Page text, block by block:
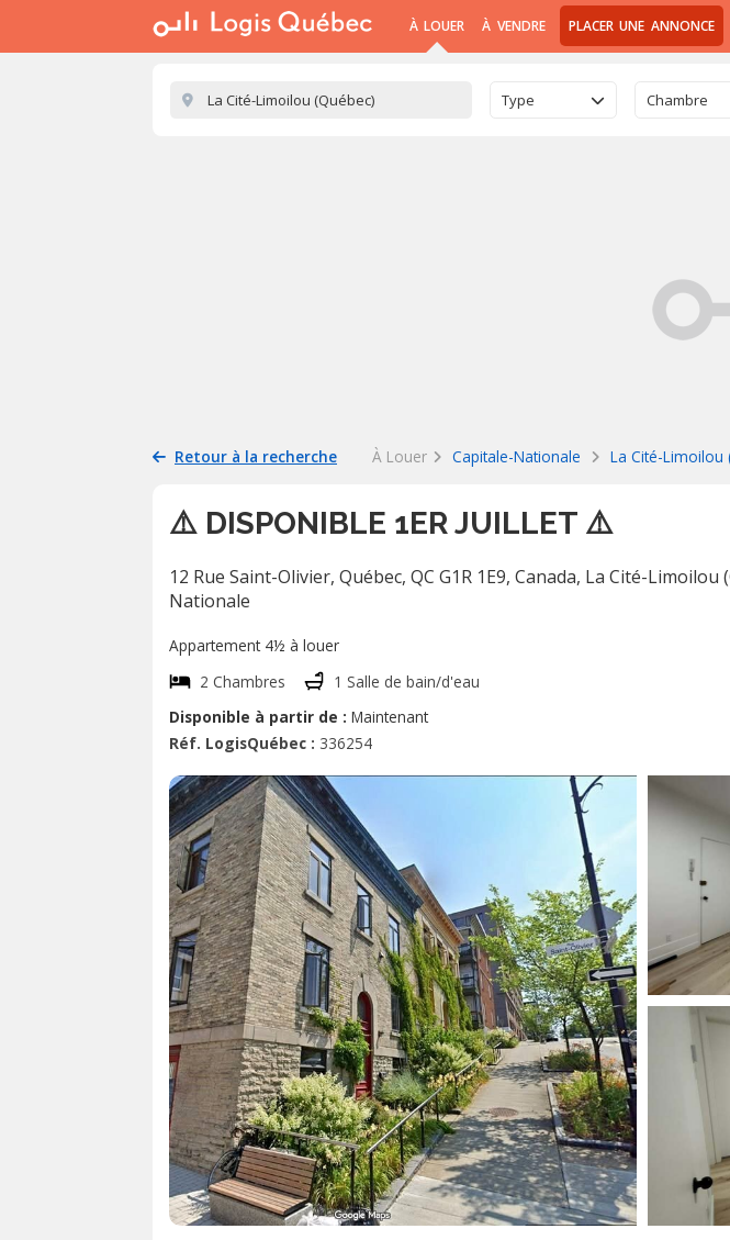
À LOUER À VENDRE PLACER UNE ANNONCE
Type Chambre
Retour à la recherche À Louer Capitale-Nationale La Cité-Limoilou
⚠️ DISPONIBLE 1ER JUILLET ⚠️
12 Rue Saint-Olivier, Québec, QC G1R 1E9, Canada, La Cité-Limoilou
Nationale
Appartement 4½ à louer
2 Chambres
1 Salle de bain/d'eau
Disponible à partir de : Maintenant
Réf. LogisQuébec : 336254